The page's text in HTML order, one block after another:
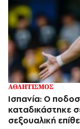
ΑΘΛΗΤΙΣΜΟΣ
Ισπανία: Ο
καταδικάστηκε
σεξουαλική